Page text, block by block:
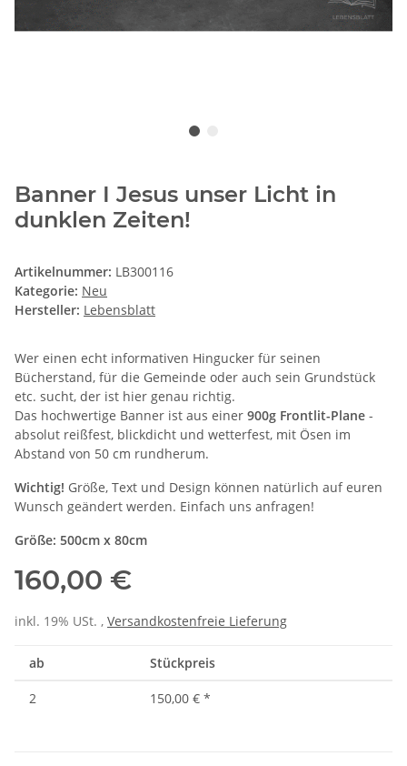
Banner I Jesus unser Licht in
dunklen Zeiten!
Artikelnummer: LB300116
Kategorie: Neu
Hersteller: Lebensblatt
Wer einen echt informativen Hingucker für seinen
Bücherstand, für die Gemeinde oder auch sein Grundstück
etc. sucht, der ist hier genau richtig.
Das hochwertige Banner ist aus einer 900g Frontlit-Plane -
absolut reißfest, blickdicht und wetterfest, mit Ösen im
Abstand von 50 cm rundherum.
Wichtig! Größe, Text und Design können natürlich auf euren
Wunsch geändert werden. Einfach uns anfragen!
Größe: 500cm x 80cm
160,00 €
inkl. 19% USt. , Versandkostenfreie Lieferung
ab Stückpreis
2 150,00 € *